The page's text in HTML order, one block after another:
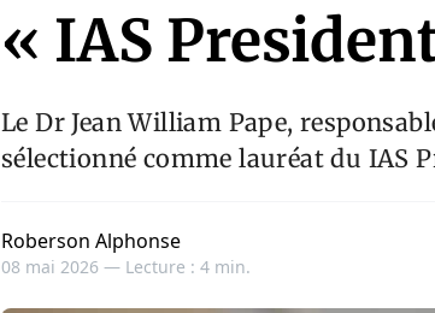
« IAS
Le Dr Jean William Pape,
sélectionné comme lauréat du IAS
Roberson Alphonse
08 mai 2026 — Lecture : 4 min.